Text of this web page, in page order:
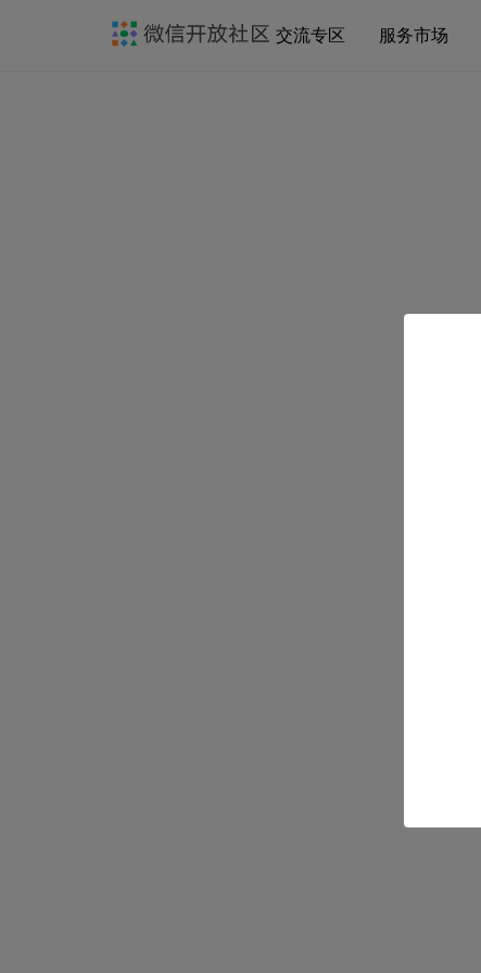
交流专区 服务市场